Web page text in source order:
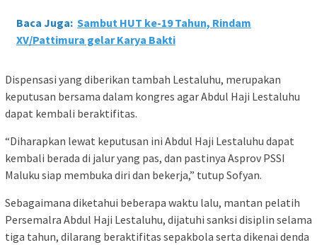
Baca Juga: Sambut HUT ke-19 Tahun, Rindam
XV/Pattimura gelar Karya Bakti
Dispensasi yang diberikan tambah Lestaluhu, merupakan
keputusan bersama dalam kongres agar Abdul Haji Lestaluhu
dapat kembali beraktifitas.
“Diharapkan lewat keputusan ini Abdul Haji Lestaluhu dapat
kembali berada di jalur yang pas, dan pastinya Asprov PSSI
Maluku siap membuka diri dan bekerja,” tutup Sofyan.
Sebagaimana diketahui beberapa waktu lalu, mantan pelatih
Persemalra Abdul Haji Lestaluhu, dijatuhi sanksi disiplin selama
tiga tahun, dilarang beraktifitas sepakbola serta dikenai denda